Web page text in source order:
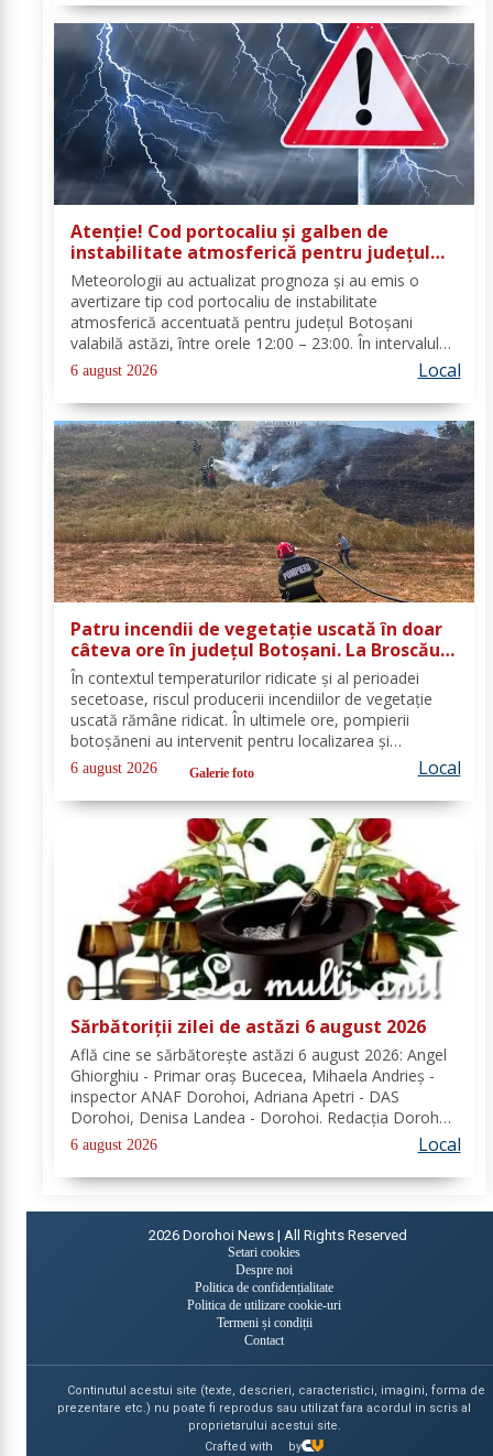
Atenție! Cod portocaliu și galben de
instabilitate atmosferică pentru județul
Botoșani
Meteorologii au actualizat prognoza și au emis o
avertizare tip cod portocaliu de instabilitate
atmosferică accentuată pentru județul Botoșani
valabilă astăzi, între orele 12:00 – 23:00. În intervalul
menționat vor fi perioade cu instabilitate atmosferică
accentuată ce se va manifesta prin...
6 august 2026 Local
Patru incendii de vegetație uscată în doar
câteva ore în județul Botoșani. La Broscăuți
a ars un hectar de vegetație
În contextul temperaturilor ridicate și al perioadei
secetoase, riscul producerii incendiilor de vegetație
uscată rămâne ridicat. În ultimele ore, pompierii
botoșăneni au intervenit pentru localizarea și
lichidarea a patru incendii de vegetație uscată,
produse în următoarele localități: Broscăuți –...
6 august 2026 Galerie foto Local
Sărbătoriții zilei de astăzi 6 august 2026
Află cine se sărbătoreşte astăzi 6 august 2026: Angel
Ghiorghiu - Primar oraș Bucecea, Mihaela Andrieș -
inspector ANAF Dorohoi, Adriana Apetri - DAS
Dorohoi, Denisa Landea - Dorohoi. Redacția Dorohoi
News urează tuturor La mulți ani! Completează lista
sărbătoriților din Dorohoi, la...
6 august 2026 Local
2026 Dorohoi News | All Rights Reserved
Setari cookies
Despre noi
Politica de confidențialitate
Politica de utilizare cookie-uri
Termeni și condiții
Contact
Continutul acestui site (texte, descrieri, caracteristici, imagini, forma de
prezentare etc.) nu poate fi reprodus sau utilizat fara acordul in scris al
proprietarului acestui site.
Crafted with
by